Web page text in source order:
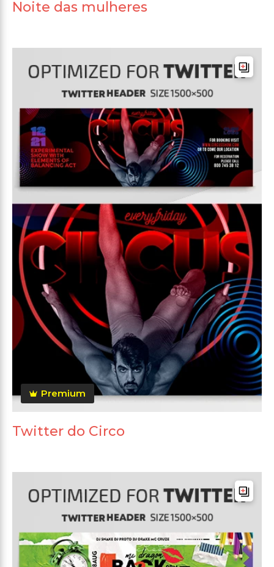
Noite das mulheres
Premium
Twitter do Circo